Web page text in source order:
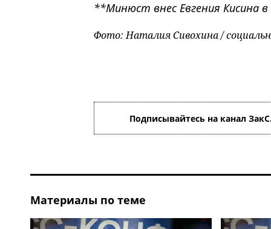
**Минюст внес Евгения Кисина в
Фото: Наталия Сивохина /
Подписывайтесь на канал
Материалы по теме